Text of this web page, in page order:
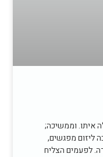
איתו. וממשיכה;
ליזום מפגשים,
לפעמים הצליח